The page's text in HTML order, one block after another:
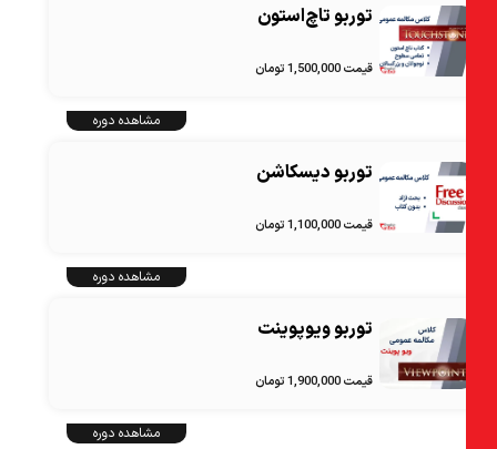
توربو تاچ‌استون
قیمت 1,500,000 تومان
مشاهده دوره
توربو دیسکاشن
قیمت 1,100,000 تومان
مشاهده دوره
توربو ویوپوینت
قیمت 1,900,000 تومان
مشاهده دوره